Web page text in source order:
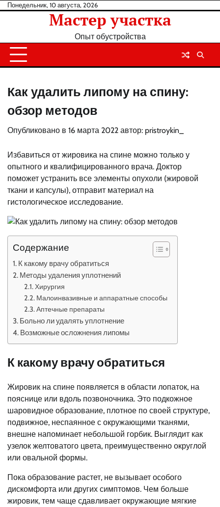
Перейти
Понедельник, 10 августа, 2026
Мастер участка
Опыт обустройства
Как удалить липому на спину:
обзор методов
Опубликовано в 16 марта 2022 автор: pristroykin_
Избавиться от жировика на спине можно только у
опытного и квалифицированного врача. Доктор
поможет устранить все элементы опухоли (жировой
ткани и капсулы), отправит материал на
гистологическое исследование.
Содержание
К какому врачу обратиться
Методы удаления уплотнений
Хирургия
Малоинвазивные и аппаратные способы
Аптечные препараты
Больно ли удалять уплотнение
Возможные осложнения липомы
К какому врачу обратиться
Жировик на спине появляется в области лопаток, на
пояснице или вдоль позвоночника. Это подкожное
шаровидное образование, плотное по своей структуре,
подвижное, неспаянное с окружающими тканями,
внешне напоминает небольшой горбик. Выглядит как
узелок желтоватого цвета, преимущественно округлой
или овальной формы.
Пока образование растет, не вызывает особого
дискомфорта или других симптомов. Чем больше
жировик, тем чаще сдавливает окружающие мягкие